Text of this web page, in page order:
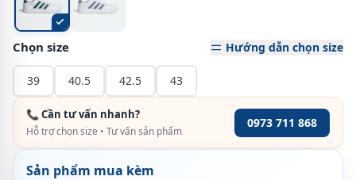
Chọn size Hướng dẫn chọn size
39 40.5 42.5 43
📞 Cần tư vấn nhanh?
Hỗ trợ chọn size • Tư vấn sản phẩm
0973 711 868
Sản phẩm mua kèm